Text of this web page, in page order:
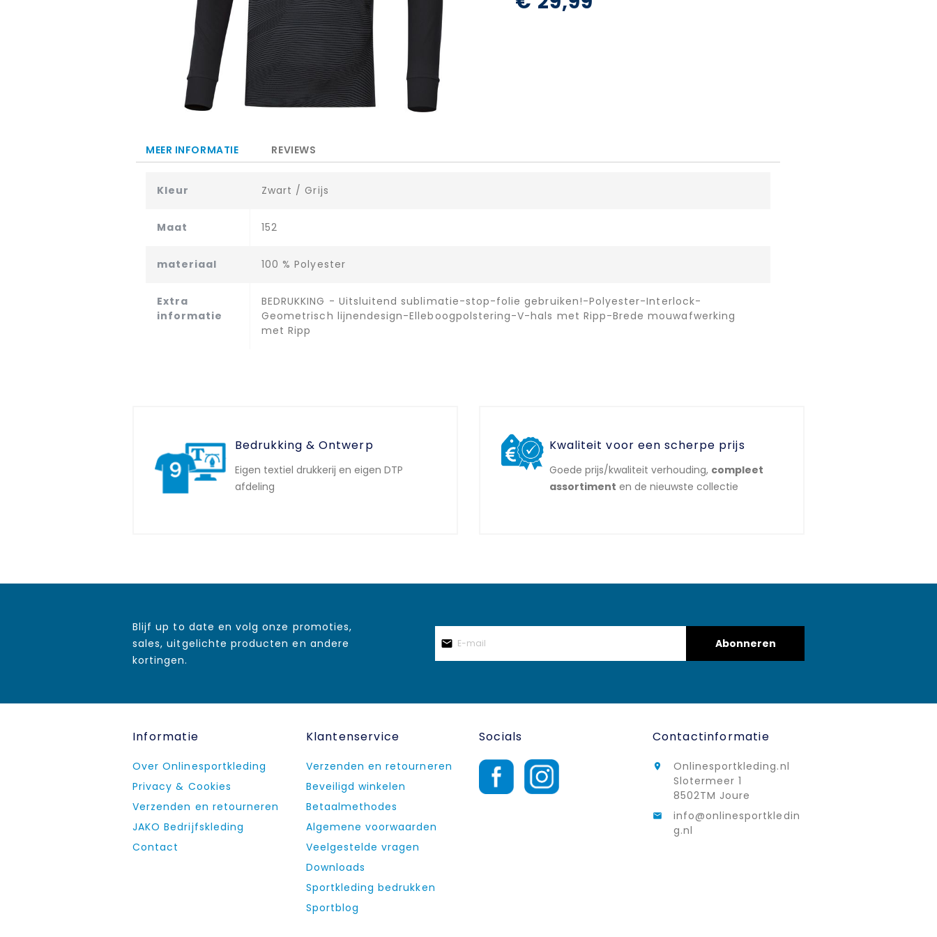
het
begin
gallerij
MEER INFORMATIE
Kleur Zwart / Grijs
Maat 152
materiaal 100 % Polyester
Extra
informatie
BEDRUKKING - Uitsluitend sublimatie-stop-folie gebruiken!-Polyester-Interlock-
Geometrisch lijnendesign-Elleboogpolstering-V-hals met Ripp-Brede mouwafwerking
met Ripp
REVIEWS
Bedrukking & Ontwerp
Eigen textiel drukkerij en eigen DTP
afdeling
Kwaliteit voor een scherpe prijs
Goede prijs/kwaliteit verhouding, compleet
assortiment en de nieuwste collectie
Blijf up to date en volg onze promoties,
sales, uitgelichte producten en andere
kortingen.
Abonneren
Informatie
Over Onlinesportkleding
Privacy & Cookies
Verzenden en retourneren
JAKO Bedrijfskleding
Contact
Klantenservice
Verzenden en retourneren
Beveiligd winkelen
Betaalmethodes
Algemene voorwaarden
Veelgestelde vragen
Downloads
Sportkleding bedrukken
Sportblog
Socials Contactinformatie

Onlinesportkleding.nl
Slotermeer 1
8502TM Joure

info@onlinesportkledin
g.nl